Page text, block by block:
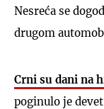
Nesreća se
drugom
Crni su dani na
poginulo je